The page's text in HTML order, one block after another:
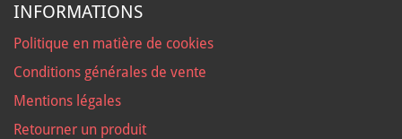
INFORMATIONS
Politique en matière de cookies
Conditions générales de vente
Mentions légales
Retourner un produit